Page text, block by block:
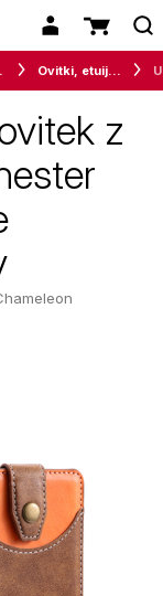
Ovitki, etuiji, torbice in držala
z